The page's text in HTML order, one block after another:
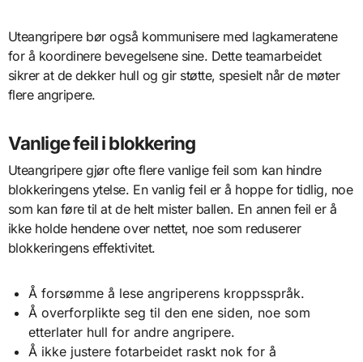
Uteangripere bør også kommunisere med lagkameratene
for å koordinere bevegelsene sine. Dette teamarbeidet
sikrer at de dekker hull og gir støtte, spesielt når de møter
flere angripere.
Vanlige feil i blokkering
Uteangripere gjør ofte flere vanlige feil som kan hindre
blokkeringens ytelse. En vanlig feil er å hoppe for tidlig, noe
som kan føre til at de helt mister ballen. En annen feil er å
ikke holde hendene over nettet, noe som reduserer
blokkeringens effektivitet.
Å forsømme å lese angriperens kroppsspråk.
Å overforplikte seg til den ene siden, noe som
etterlater hull for andre angripere.
Å ikke justere fotarbeidet raskt nok for å